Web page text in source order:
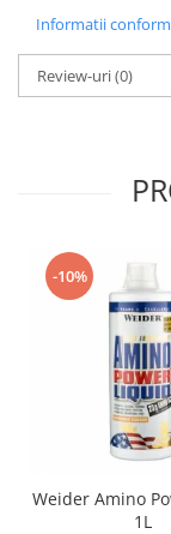
Informatii
Review-uri(0)
-10%
Weider Amino
1L